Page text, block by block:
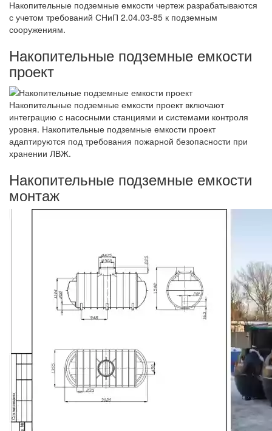
Накопительные подземные емкости чертеж разрабатываются
с учетом требований СНиП 2.04.03-85 к подземным
сооружениям.
Накопительные подземные емкости
проект
Накопительные подземные емкости проект включают
интеграцию с насосными станциями и системами контроля
уровня. Накопительные подземные емкости проект
адаптируются под требования пожарной безопасности при
хранении ЛВЖ.
Накопительные подземные емкости
монтаж